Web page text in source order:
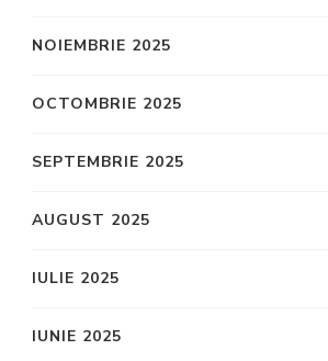
NOIEMBRIE 2025
OCTOMBRIE 2025
SEPTEMBRIE 2025
AUGUST 2025
IULIE 2025
IUNIE 2025